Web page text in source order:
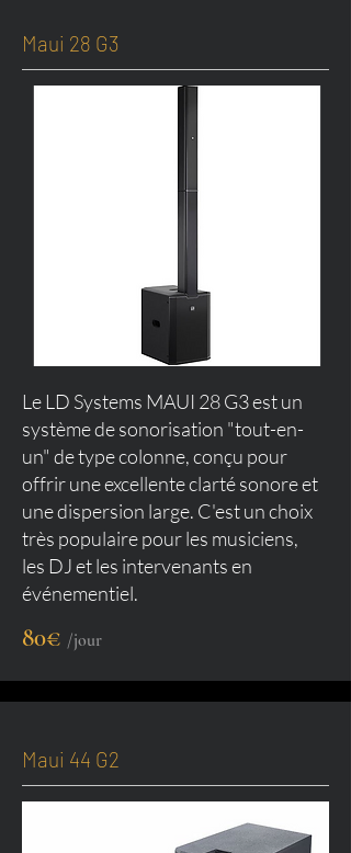
Maui 28 G3
Le LD Systems MAUI 28 G3 est un
système de sonorisation "tout-en-
un" de type colonne, conçu pour
offrir une excellente clarté sonore et
une dispersion large. C'est un choix
très populaire pour les musiciens,
les DJ et les intervenants en
événementiel.
80€ /jour
Maui 44 G2